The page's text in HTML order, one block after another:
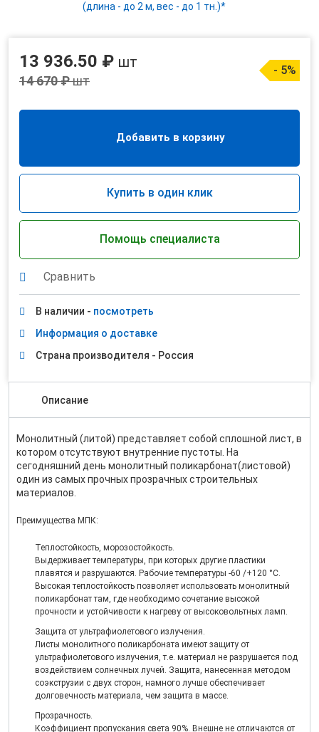
(длина - до 2 м, вес - до 1 тн.)*
13 936.50 ₽ шт
14 670 ₽шт
- 5%
Добавить в корзину
Купить в один клик
Помощь специалиста
Сравнить
В наличии - посмотреть
Информация о доставке
Страна производителя - Россия
Описание
Монолитный (литой) представляет собой сплошной лист, в
котором отсутствуют внутренние пустоты. На
сегодняшний день монолитный поликарбонат(листовой)
один из самых прочных прозрачных строительных
материалов.
Преимущества МПК:
Теплостойкость, морозостойкость.
Выдерживает температуры, при которых другие пластики
плавятся и разрушаются. Рабочие температуры -60 /+120 °С.
Высокая теплостойкость позволяет использовать монолитный
поликарбонат там, где необходимо сочетание высокой
прочности и устойчивости к нагреву от высоковольтных ламп.
Защита от ультрафиолетового излучения.
Листы монолитного поликарбоната имеют защиту от
ультрафиолетового излучения, т.е. материал не разрушается под
воздействием солнечных лучей. Защита, нанесенная методом
соэкструзии с двух сторон, намного лучше обеспечивает
долговечность материала, чем защита в массе.
Прозрачность.
Коэффициент пропускания света 90%. Внешне не отличаются от